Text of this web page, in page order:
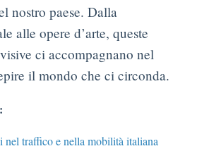
nostro paese. Dalla
alle opere d’arte, queste
ci accompagnano nel
il mondo che ci circonda.
nel traffico e nella mobilità italiana